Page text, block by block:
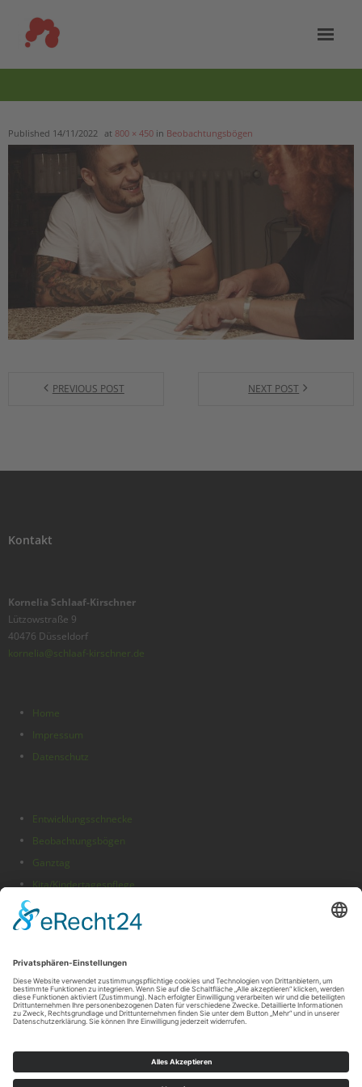
content
Beobachtungsbogen
Kita/Kindertagespflege
Kontakt
Published 14/11/2022 at 800 × 450 in Beobachtungsbögen
PREVIOUS POST NEXT POST
Kontakt
Kornelia Schlaaf-Kirschner
Lützowstraße 9
40476 Düsseldorf
kornelia@schlaaf-kirschner.de
Home
Impressum
Datenschutz
Entwicklungsschnecke
Beobachtungsbögen
Ganztag
Kita/Kindertagespflege